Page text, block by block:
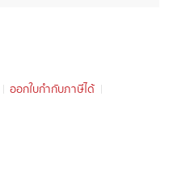
ออกใบกำกับภาษีได้